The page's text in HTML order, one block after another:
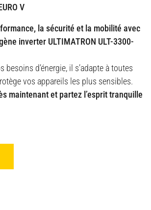
V
la sécurité et la mobilité avec
inverter ULTIMATRON ULT-3300-
besoins d’énergie, il s’adapte à toutes
vos appareils les plus sensibles.
maintenant et partez l’esprit tranquille